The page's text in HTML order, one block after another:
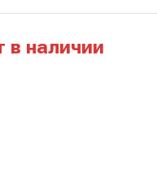
в наличии